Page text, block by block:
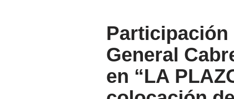
Participación
General
en “LA